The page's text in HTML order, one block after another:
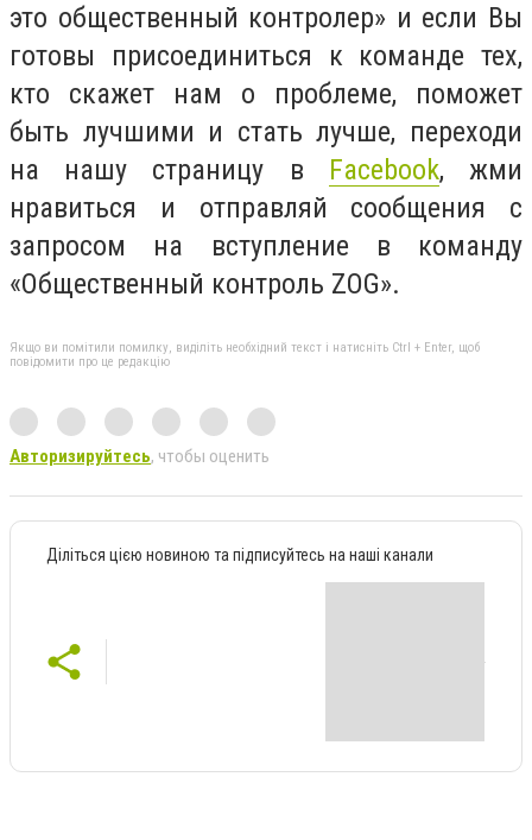
это общественный контролер» и если Вы
готовы присоединиться к команде тех,
кто скажет нам о проблеме, поможет
быть лучшими и стать лучше, переходи
на нашу страницу в Facebook, жми
нравиться и отправляй сообщения с
запросом на вступление в команду
«Общественный контроль ZOG».
Якщо ви помітили помилку, виділіть необхідний текст і натисніть Ctrl + Enter, щоб
повідомити про це редакцію
Авторизируйтесь, чтобы оценить
Діліться цією новиною та підписуйтесь на наші канали